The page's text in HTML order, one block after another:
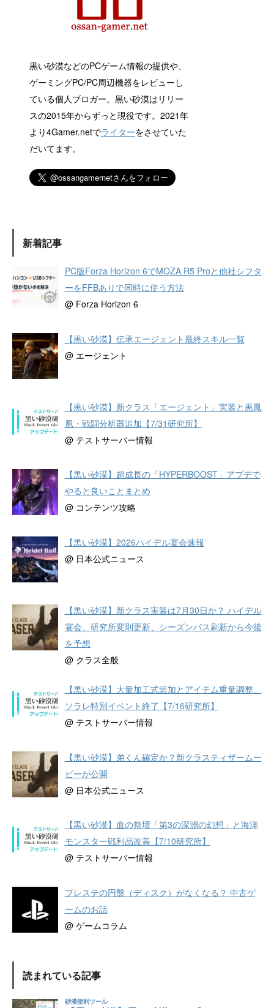
黒い砂漠などのPCゲーム情報の提供や、
ゲーミングPC/PC周辺機器をレビューし
ている個人ブロガー。黒い砂漠はリリー
スの2015年からずっと現役です。2021年
より4Gamer.netでライターをさせていた
だいてます。
新着記事
PC版Forza Horizon 6でMOZA R5 Proと他社シフタ
ーをFFBありで同時に使う方法
@ Forza Horizon 6
【黒い砂漠】伝承エージェント最終スキル一覧
@ エージェント
【黒い砂漠】新クラス「エージェント」実装と黒鳳
凰・戦闘分析器追加【7/31研究所】
@ テストサーバー情報
【黒い砂漠】超成長の「HYPERBOOST」アプデで
やると良いことまとめ
@ コンテンツ攻略
【黒い砂漠】2026ハイデル宴会速報
@ 日本公式ニュース
【黒い砂漠】新クラス実装は7月30日か？ ハイデル
宴会、研究所変則更新、シーズンパス刷新から今後
を予想
@ クラス全般
【黒い砂漠】大量加工式追加とアイテム重量調整、
ソラレ特別イベント終了【7/16研究所】
@ テストサーバー情報
【黒い砂漠】弟くん確定か？新クラスティザームー
ビーが公開
@ 日本公式ニュース
【黒い砂漠】血の祭壇「第3の深淵の幻想」と海洋
モンスター戦利品改善【7/10研究所】
@ テストサーバー情報
プレステの円盤（ディスク）がなくなる？ 中古ゲ
ームのお話
@ ゲームコラム
読まれている記事